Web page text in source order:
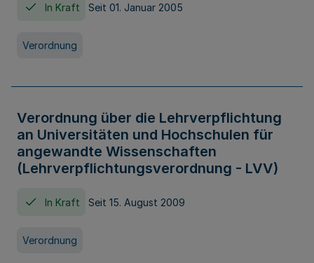
In Kraft Seit 01. Januar 2005
Verordnung
Verordnung über die Lehrverpflichtung
an Universitäten und Hochschulen für
angewandte Wissenschaften
(Lehrverpflichtungsverordnung - LVV)
In Kraft Seit 15. August 2009
Verordnung